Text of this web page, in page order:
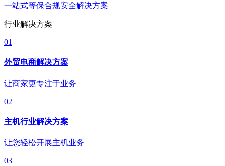
一站式等保合规安全解决方案
行业解决方案
01
外贸电商解决方案
让商家更专注于业务
02
主机行业解决方案
让您轻松开展主机业务
03